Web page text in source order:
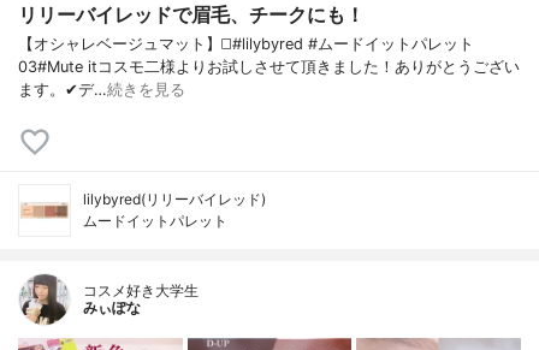
リリーバイレッドで眉毛、チークにも！
【オシャレベージュマット】◻️#lilybyred #ムードイットパレット
03#Mute itコスモ二様よりお試しさせて頂きました！ありがとうござい
ます。✔デ…続きを見る
lilybyred(リリーバイレッド)
ムードイットパレット
コスメ好き大学生
みぃぽな